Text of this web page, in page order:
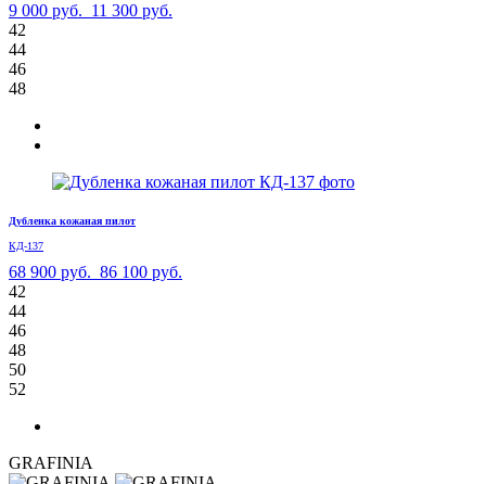
9 000 руб. 11 300 руб.
42
44
46
48
Дубленка кожаная пилот
КД-137
68 900 руб. 86 100 руб.
42
44
46
48
50
52
GRAFINIA